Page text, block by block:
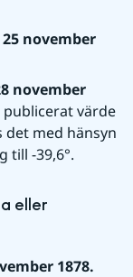
november
november
värde
med hänsyn
till -39,6°.
eller